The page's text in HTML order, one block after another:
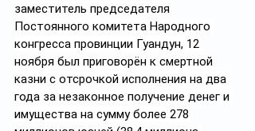
заместитель председателя
Постоянного комитета Народного
конгресса провинции Гуандун, 12
ноября был приговорён к смертной
казни с отсрочкой исполнения на два
года за незаконное получение денег и
имущества на сумму более 278